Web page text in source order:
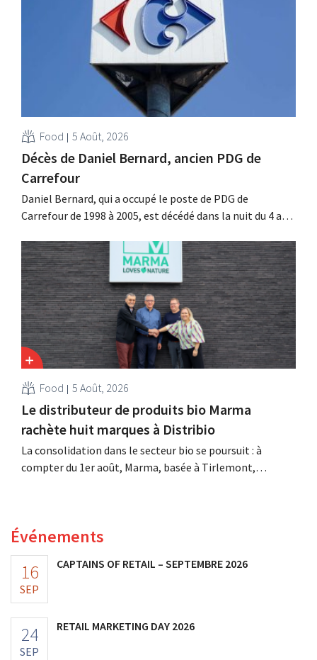
investissements et revoit ses prévisions à la hausse.
Food 5 Août, 2026
Décès de Daniel Bernard, ancien PDG de
Carrefour
Daniel Bernard, qui a occupé le poste de PDG de
Carrefour de 1998 à 2005, est décédé dans la nuit du 4 au 5
l'enseigne, mené à bien la fusion avec Promodès et
racheté GB, alors leader du marché belge.
Food 5 Août, 2026
Le distributeur de produits bio Marma
rachète huit marques à Distribio
La consolidation dans le secteur bio se poursuit : à
compter du 1er août, Marma, basée à Tirlemont,
Événements
16
SEP
CAPTAINS OF RETAIL – SEPTEMBRE 2026
24
SEP
RETAIL MARKETING DAY 2026